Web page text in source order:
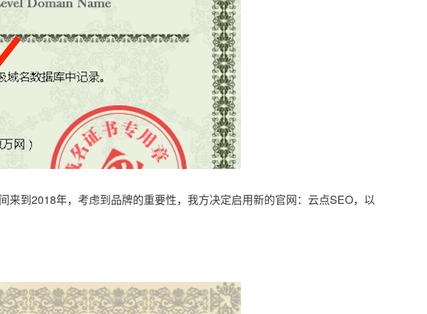
到2018年，考虑到品牌的重要性，我方决定启用新的官网：云点SEO，以